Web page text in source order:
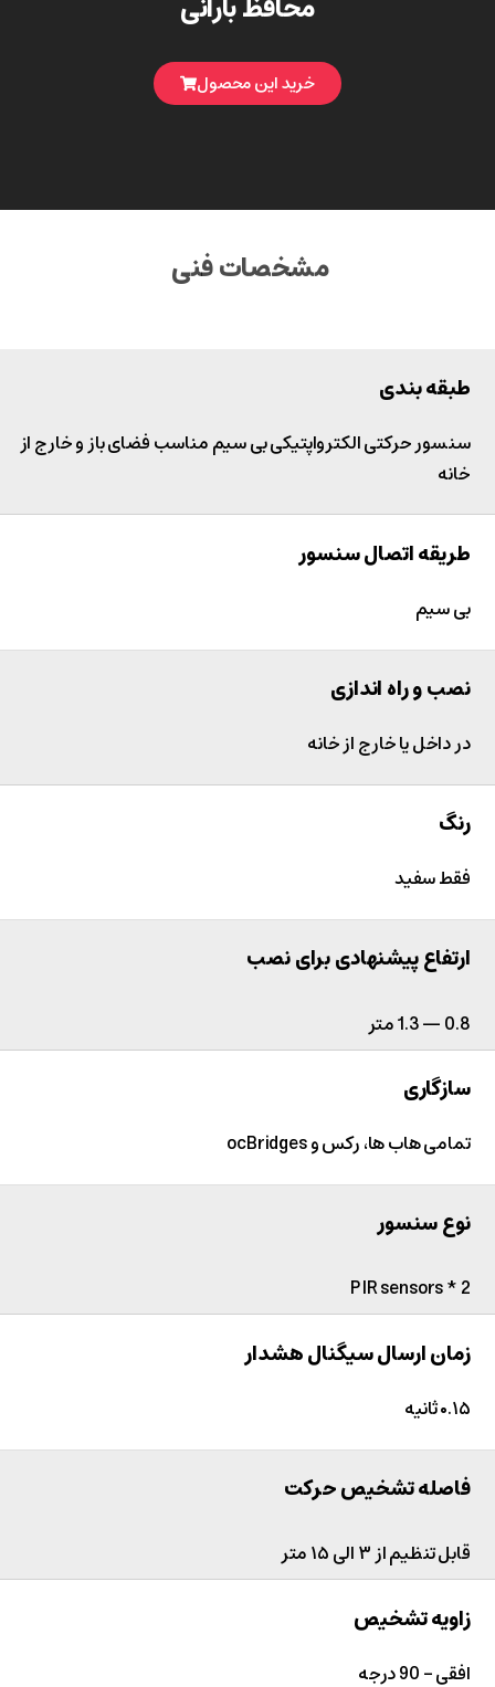
محافظ بارانی
خرید این محصول
مشخصات فنی
طبقه بندی
سنسور حرکتی الکترواپتیکی بی سیم مناسب فضای باز و خارج از
خانه
طریقه اتصال سنسور
بی سیم
نصب و راه اندازی
در داخل یا خارج از خانه
رنگ
فقط سفید
ارتفاع پیشنهادی برای نصب
0.8 — 1.3 متر
سازگاری
تمامی هاب ها، رکس و ocBridges
نوع سنسور
2 * PIR sensors
زمان ارسال سیگنال هشدار
۰.۱۵ ثانیه
فاصله تشخیص حرکت
قابل تنظیم از ۳ الی ۱۵ متر
زاویه تشخیص
افقی - 90 درجه